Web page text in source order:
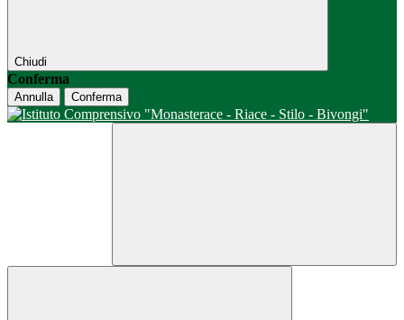
Chiudi
Conferma
Annulla Conferma